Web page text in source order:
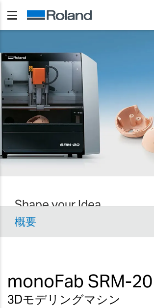
Shape your Idea
アイデアを、削りだそう。
概要
monoFab SRM-20
3Dモデリングマシン